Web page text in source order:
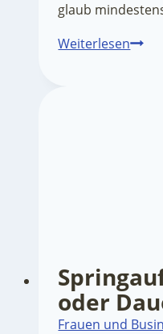
glaub
WeiterlesenWie
oder
Frauen und